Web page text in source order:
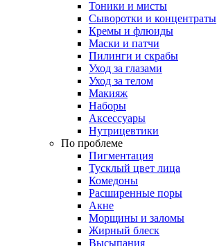
Тоники и мисты
Сыворотки и концентраты
Кремы и флюиды
Маски и патчи
Пилинги и скрабы
Уход за глазами
Уход за телом
Макияж
Наборы
Аксессуары
Нутрицевтики
По проблеме
Пигментация
Тусклый цвет лица
Комедоны
Расширенные поры
Акне
Морщины и заломы
Жирный блеск
Высыпания